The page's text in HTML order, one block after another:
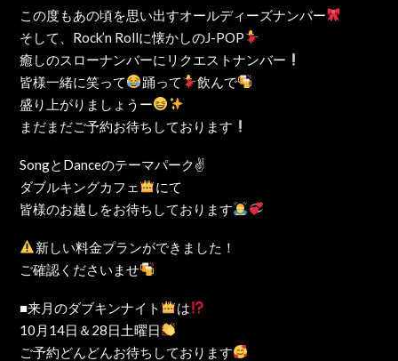
この度もあの頃を思い出すオールディーズナンバー
そして、Rock’n Rollに懐かしのJ-POP
癒しのスローナンバーにリクエストナンバー
皆様一緒に笑って
踊って
飲んで
盛り上がりましょうー
まだまだご予約お待ちしております
SongとDanceのテーマパーク✌️
ダブルキングカフェ
にて
皆様のお越しをお待ちしております
新しい料金プランができました！
ご確認くださいませ
■来月のダブキンナイト
は
10月14日＆28日土曜日
ご予約どんどんお待ちしております